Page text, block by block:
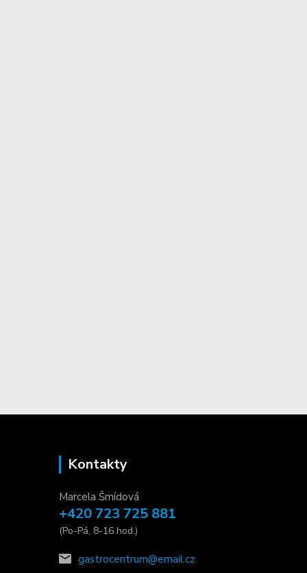
Kontakty
Marcela Šmídová
+420 723 725 881
(Po-Pá, 8-16 hod.)
gastrocentrum@email.cz